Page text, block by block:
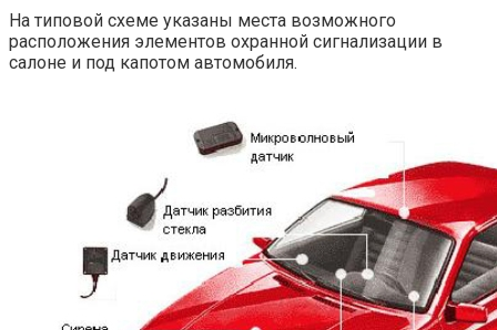
На типовой схеме указаны места возможного
расположения элементов охранной сигнализации в
салоне и под капотом автомобиля.